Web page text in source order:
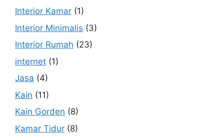
Interior Kamar (1)
Interior Minimalis (3)
Interior Rumah (23)
internet (1)
Jasa (4)
Kain (11)
Kain Gorden (8)
Kamar Tidur (8)